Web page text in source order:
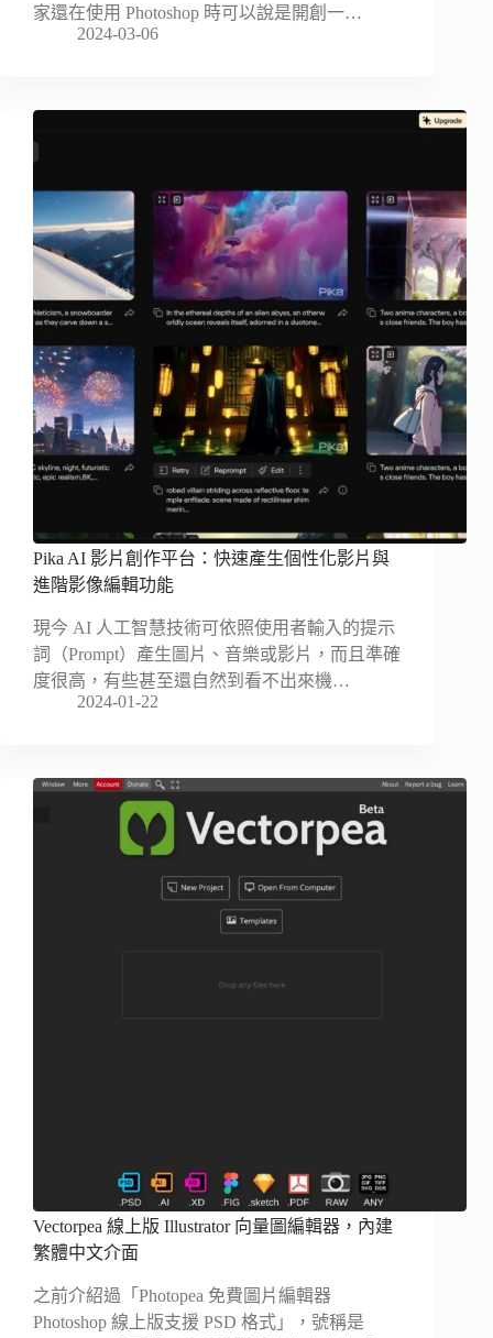
家還在使用 Photoshop 時可以說是開創一…
2024-03-06
Pika AI 影片創作平台：快速產生個性化影片與
進階影像編輯功能
現今 AI 人工智慧技術可依照使用者輸入的提示
詞（Prompt）產生圖片、音樂或影片，而且準確
度很高，有些甚至還自然到看不出來機…
2024-01-22
Vectorpea 線上版 Illustrator 向量圖編輯器，內建
繁體中文介面
之前介紹過「Photopea 免費圖片編輯器
Photoshop 線上版支援 PSD 格式」，號稱是